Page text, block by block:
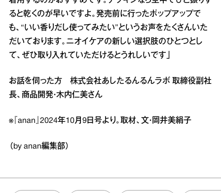
ると乾くのが早いですよ。発売前に行ったポップアップで
も、“いい香りだし使ってみたい”というお声をたくさんいた
だいております。ニオイケアの新しい選択肢のひとつとし
て、ぜひ取り入れていただけるとうれしいです」
お話を伺った方 株式会社あしたるんるんラボ 取締役副社
長、商品開発・木内仁美さん
※『anan』2024年10月9日号より。取材、文・岡井美絹子
（by anan編集部）